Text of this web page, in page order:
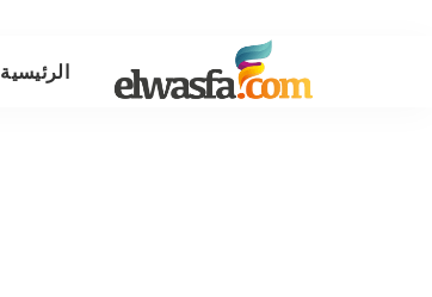
الرئيسية